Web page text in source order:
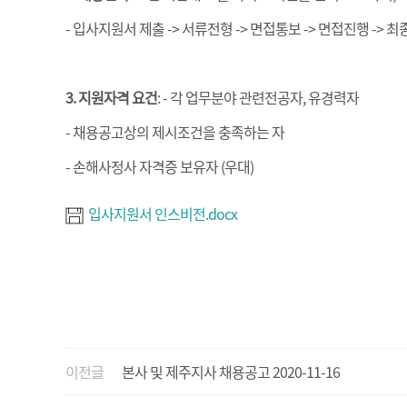
- 입사지원서 제출 -> 서류전형 -> 면접통보 -> 면접진행 -> 최
3. 지원자격 요건: - 각 업무분야 관련전공자, 유경력자
- 채용공고상의 제시조건을 충족하는 자
- 손해사정사 자격증 보유자 (우대)
입사지원서 인스비전.docx
이전글 본사 및 제주지사 채용공고2020-11-16